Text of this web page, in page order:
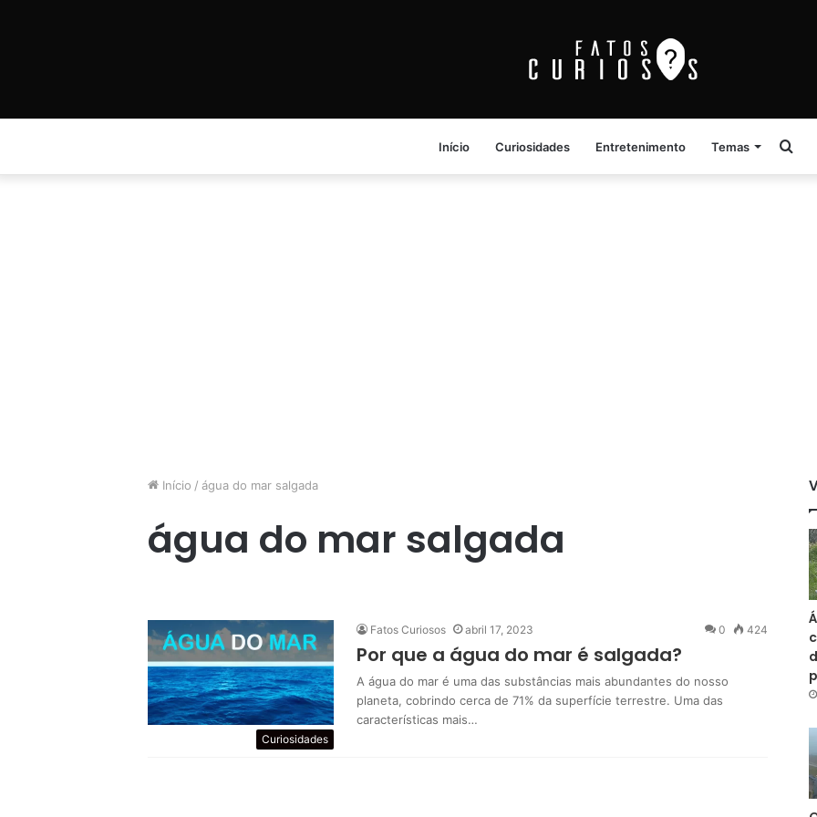
Início Curiosidades Entretenimento Temas
Início / água do mar salgada
água do mar salgada
Curiosidades
Fatos Curiosos abril 17, 2023 0 424
Por que a água do mar é salgada?
A água do mar é uma das substâncias mais abundantes do nosso
planeta, cobrindo cerca de 71% da superfície terrestre. Uma das
características mais…